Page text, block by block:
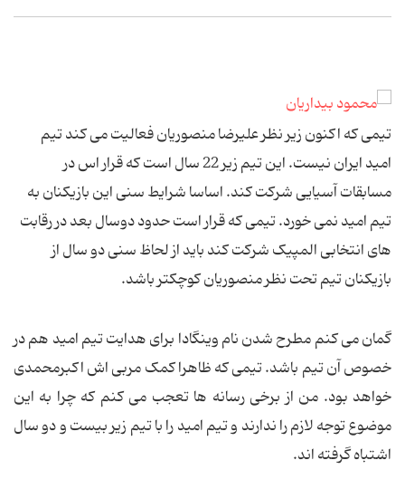
تیمی که اکنون زیر نظر علیرضا منصوریان فعالیت می کند تیم
امید ایران نیست. این تیم زیر 22 سال است که قرار اس در
مسابقات آسیایی شرکت کند. اساسا شرایط سنی این بازیکنان به
تیم امید نمی خورد. تیمی که قرار است حدود دوسال بعد در رقابت
های انتخابی المپیک شرکت کند باید از لحاظ سنی دو سال از
بازیکنان تیم تحت نظر منصوریان کوچکتر باشد.
گمان می کنم مطرح شدن نام وینگادا برای هدایت تیم امید هم در
خصوص آن تیم باشد. تیمی که ظاهرا کمک مربی اش اکبرمحمدی
خواهد بود. من از برخی رسانه ها تعجب می کنم که چرا به این
موضوع توجه لازم را ندارند و تیم امید را با تیم زیر بیست و دو سال
اشتباه گرفته اند.